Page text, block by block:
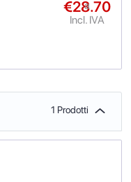
€28.70
Incl. IVA
a
1 Prodotti